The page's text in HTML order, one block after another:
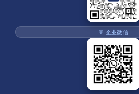
💬 企业微信